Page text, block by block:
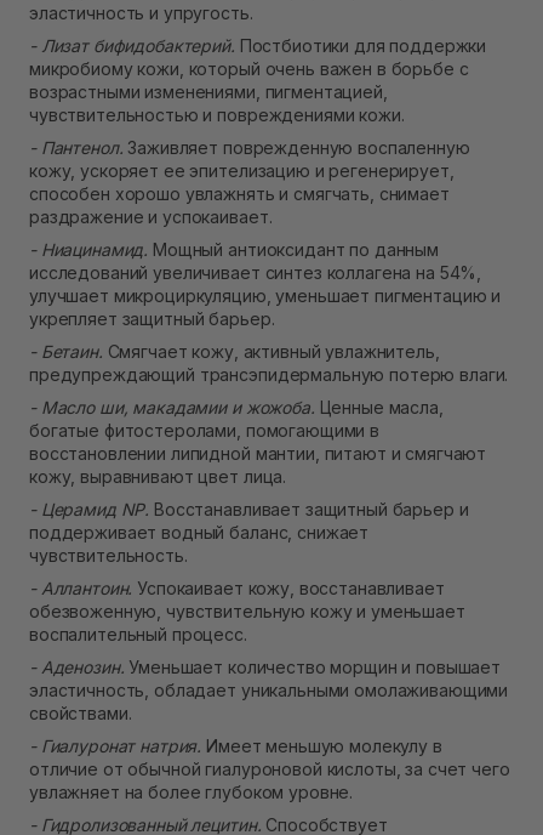
эластичность и упругость.
- Лизат бифидобактерий. Постбиотики для поддержки
микробиому кожи, который очень важен в борьбе с
возрастными изменениями, пигментацией,
чувствительностью и повреждениями кожи.
- Пантенол. Заживляет поврежденную воспаленную
кожу, ускоряет ее эпителизацию и регенерирует,
способен хорошо увлажнять и смягчать, снимает
раздражение и успокаивает.
- Ниацинамид. Мощный антиоксидант по данным
исследований увеличивает синтез коллагена на 54%,
улучшает микроциркуляцию, уменьшает пигментацию и
укрепляет защитный барьер.
- Бетаин. Смягчает кожу, активный увлажнитель,
предупреждающий трансэпидермальную потерю влаги.
- Масло ши, макадамии и жожоба. Ценные масла,
богатые фитостеролами, помогающими в
восстановлении липидной мантии, питают и смягчают
кожу, выравнивают цвет лица.
- Церамид NP. Восстанавливает защитный барьер и
поддерживает водный баланс, снижает
чувствительность.
- Аллантоин. Успокаивает кожу, восстанавливает
обезвоженную, чувствительную кожу и уменьшает
воспалительный процесс.
- Аденозин. Уменьшает количество морщин и повышает
эластичность, обладает уникальными омолаживающими
свойствами.
- Гиалуронат натрия. Имеет меньшую молекулу в
отличие от обычной гиалуроновой кислоты, за счет чего
увлажняет на более глубоком уровне.
- Гидролизованный лецитин. Способствует